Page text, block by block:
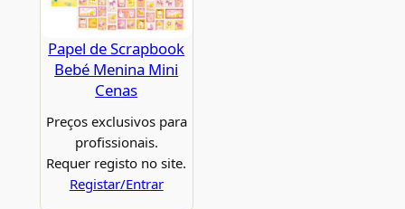
Papel de Scrapbook
Bebé Menina Mini
Cenas
Preços exclusivos para
profissionais.
Requer registo no site.
Registar/Entrar